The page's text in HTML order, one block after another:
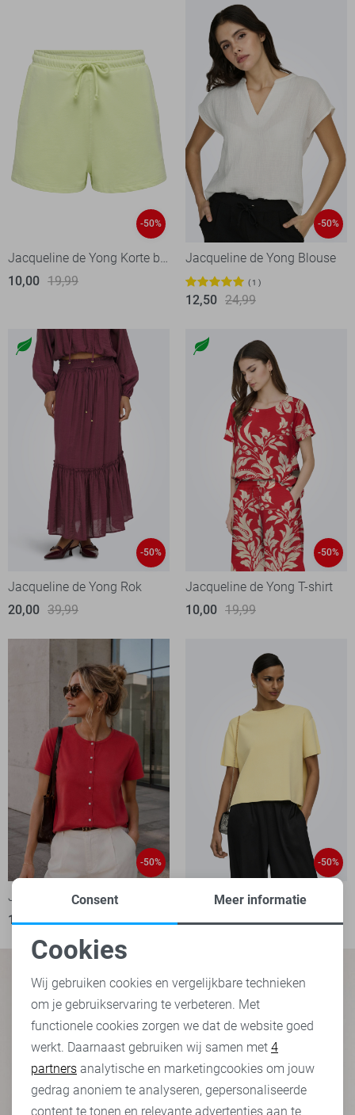
-50%
Jacqueline de Yong Korte broek
10,00 19,99
-50%
Jacqueline de Yong Blouse
1
12,50 24,99
-50%
Jacqueline de Yong Rok
20,00 39,99
-50%
Jacqueline de Yong T-shirt
10,00 19,99
-50%
Jacqueline de Yong Vest
16,00 31,99
-50%
Jacqueline de Yong Trui
17,50 34,99
Noodzakelijke cookies
Personalisatie cookies
Analytische cookies
Marketing cookies
Consent Meer informatie
Cookies
Wij gebruiken cookies en vergelijkbare technieken
om je gebruikservaring te verbeteren. Met
functionele cookies zorgen we dat de website goed
werkt. Daarnaast gebruiken wij samen met 4
partners analytische en marketingcookies om jouw
gedrag anoniem te analyseren, gepersonaliseerde
content te tonen en relevante advertenties aan te